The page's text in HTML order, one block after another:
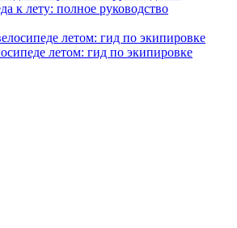
к лету: полное руководство
летом: гид по экипировке